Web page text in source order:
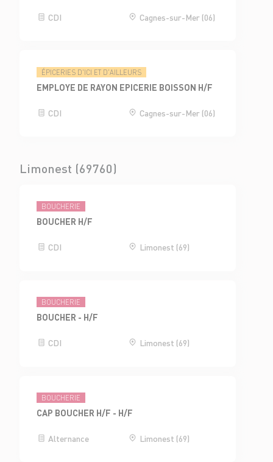
CDI Cagnes-sur-Mer (06)
ÉPICERIES D'ICI ET D'AILLEURS
EMPLOYE DE RAYON EPICERIE BOISSON H/F
CDI Cagnes-sur-Mer (06)
Limonest (69760)
BOUCHERIE
BOUCHER H/F
CDI Limonest (69)
BOUCHERIE
BOUCHER - H/F
CDI Limonest (69)
BOUCHERIE
CAP BOUCHER H/F - H/F
Alternance Limonest (69)